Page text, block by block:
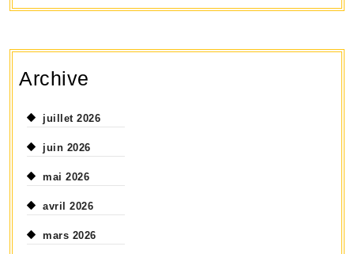
Archive
juillet 2026
juin 2026
mai 2026
avril 2026
mars 2026